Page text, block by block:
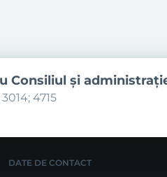
Consiliul şi
4715
DATE DE CONTACT